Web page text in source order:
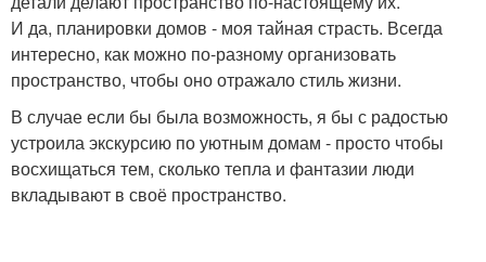
И да, планировки домов - моя тайная страсть. Всегда
интересно, как можно по-разному организовать
пространство, чтобы оно отражало стиль жизни.
В случае если бы была возможность, я бы с радостью
устроила экскурсию по уютным домам - просто чтобы
восхищаться тем, сколько тепла и фантазии люди
вкладывают в своё пространство.